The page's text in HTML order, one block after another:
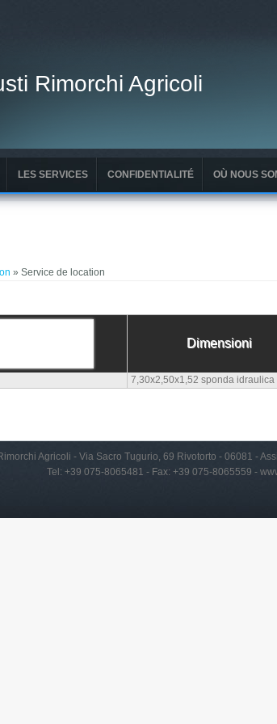
Rimorchi Agricoli
LES SERVICES CONFIDENTIALITÉ OÙ NOUS
» Service de location
Dimensioni
7,30x2,50x1,52 sponda idraulica
Agricoli - Via Sacro Tugurio, 69 Rivotorto - 06081 -
Tel: +39 075-8065481 - Fax: +39 075-8065559 -